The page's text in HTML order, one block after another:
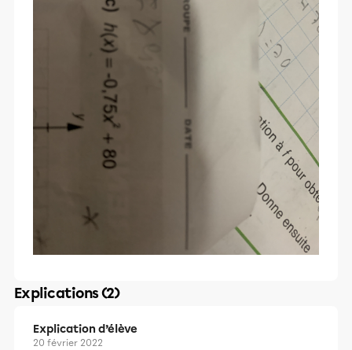
Explications (2)
Explication d’élève
20 février 2022